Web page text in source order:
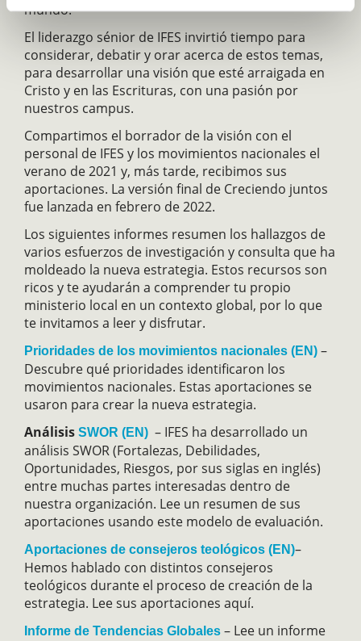
mundo.
El liderazgo sénior de IFES invirtió tiempo para
considerar, debatir y orar acerca de estos temas,
para desarrollar una visión que esté arraigada en
Cristo y en las Escrituras, con una pasión por
nuestros campus.
Compartimos el borrador de la visión con el
personal de IFES y los movimientos nacionales el
verano de 2021 y, más tarde, recibimos sus
aportaciones. La versión final de Creciendo juntos
fue lanzada en febrero de 2022.
Los siguientes informes resumen los hallazgos de
varios esfuerzos de investigación y consulta que ha
moldeado la nueva estrategia. Estos recursos son
ricos y te ayudarán a comprender tu propio
ministerio local en un contexto global, por lo que
te invitamos a leer y disfrutar.
Prioridades de los movimientos nacionales (EN) –
Descubre qué prioridades identificaron los
movimientos nacionales. Estas aportaciones se
usaron para crear la nueva estrategia.
Análisis SWOR (EN) – IFES ha desarrollado un
análisis SWOR (Fortalezas, Debilidades,
Oportunidades, Riesgos, por sus siglas en inglés)
entre muchas partes interesadas dentro de
nuestra organización. Lee un resumen de sus
aportaciones usando este modelo de evaluación.
Aportaciones de consejeros teológicos (EN)–
Hemos hablado con distintos consejeros
teológicos durante el proceso de creación de la
estrategia. Lee sus aportaciones aquí.
Informe de Tendencias Globales – Lee un informe